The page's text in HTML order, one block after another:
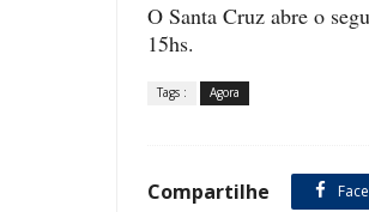
O Santa Cruz abre o
15hs.
Tags : Agora
Compartilhe